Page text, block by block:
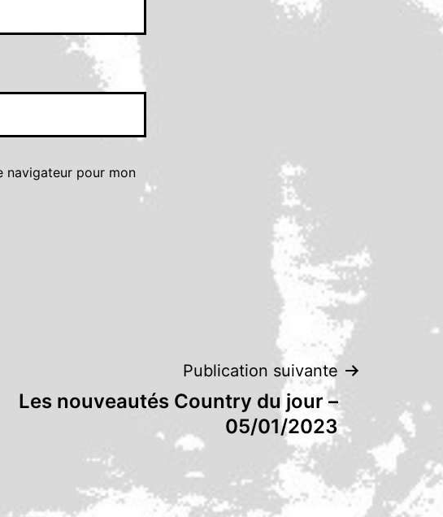
navigateur pour mon
Publication suivante
Les nouveautés Country du jour –
05/01/2023